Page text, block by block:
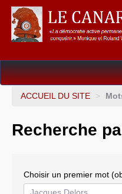
Dossiers
Gouvernance mondiale &
ACCUEIL DU SITE >
Recherche
Choisir un premier mot